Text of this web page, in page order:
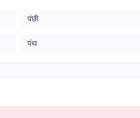
पंछी
पंथ